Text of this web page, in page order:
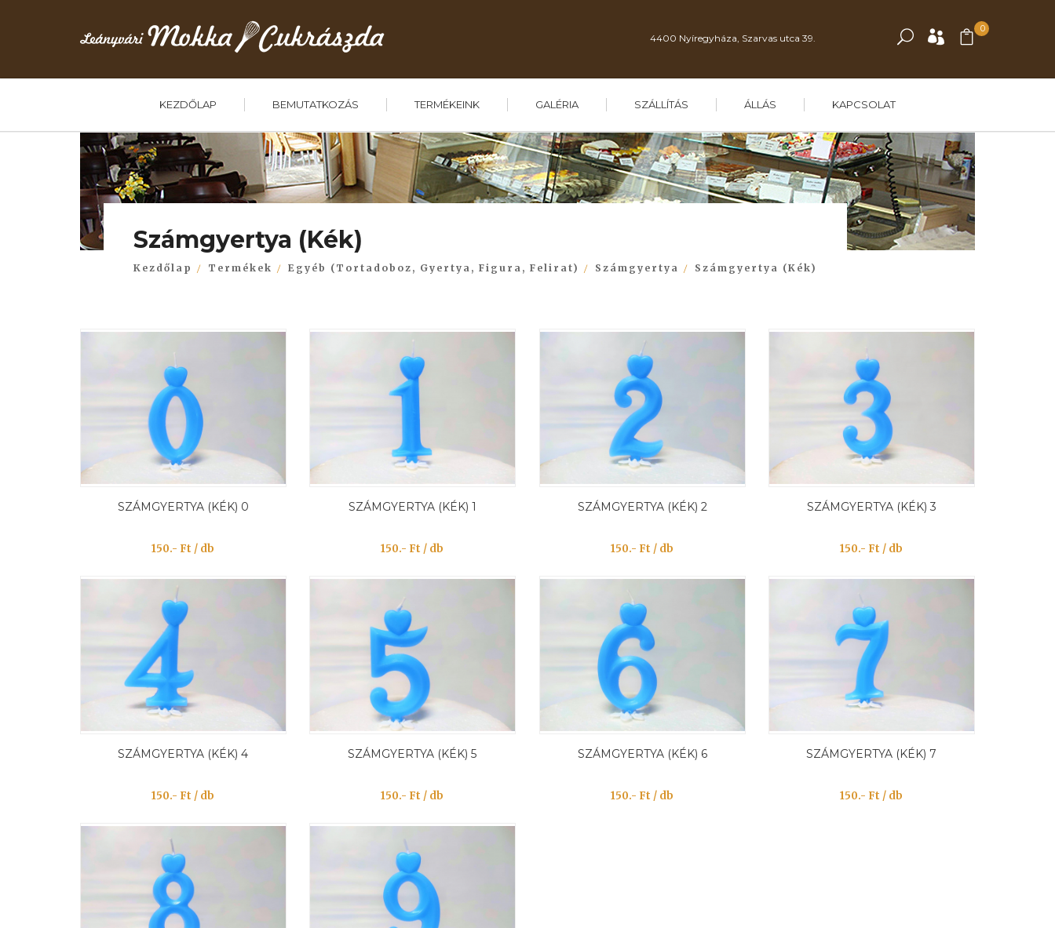
4400 Nyíregyháza, Szarvas utca 39.
0
KEZDŐLAP BEMUTATKOZÁS TERMÉKEINK GALÉRIA SZÁLLÍTÁS ÁLLÁS KAPCSOLAT
Számgyertya (Kék)
Kezdőlap Termékek Egyéb (Tortadoboz, Gyertya, Figura, Felirat) Számgyertya Számgyertya (Kék)
SZÁMGYERTYA (KÉK) 0
150.- Ft / db
SZÁMGYERTYA (KÉK) 1
150.- Ft / db
SZÁMGYERTYA (KÉK) 2
150.- Ft / db
SZÁMGYERTYA (KÉK) 3
150.- Ft / db
SZÁMGYERTYA (KÉK) 4
150.- Ft / db
SZÁMGYERTYA (KÉK) 5
150.- Ft / db
SZÁMGYERTYA (KÉK) 6
150.- Ft / db
SZÁMGYERTYA (KÉK) 7
150.- Ft / db